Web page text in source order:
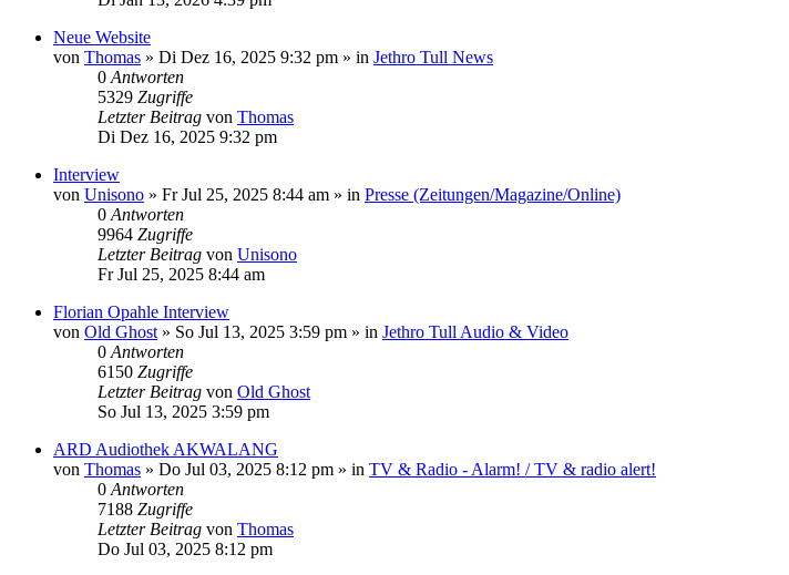
Neue Website
von Thomas » Di Dez 16, 2025 9:32 pm » in Jethro Tull News
0 Antworten
5329 Zugriffe
Letzter Beitrag von Thomas
Di Dez 16, 2025 9:32 pm
Interview
von Unisono » Fr Jul 25, 2025 8:44 am » in Presse (Zeitungen/Magazine/Online)
0 Antworten
9964 Zugriffe
Letzter Beitrag von Unisono
Fr Jul 25, 2025 8:44 am
Florian Opahle Interview
von Old Ghost » So Jul 13, 2025 3:59 pm » in Jethro Tull Audio & Video
0 Antworten
6150 Zugriffe
Letzter Beitrag von Old Ghost
So Jul 13, 2025 3:59 pm
ARD Audiothek AKWALANG
von Thomas » Do Jul 03, 2025 8:12 pm » in TV & Radio - Alarm! / TV & radio alert!
0 Antworten
7188 Zugriffe
Letzter Beitrag von Thomas
Do Jul 03, 2025 8:12 pm